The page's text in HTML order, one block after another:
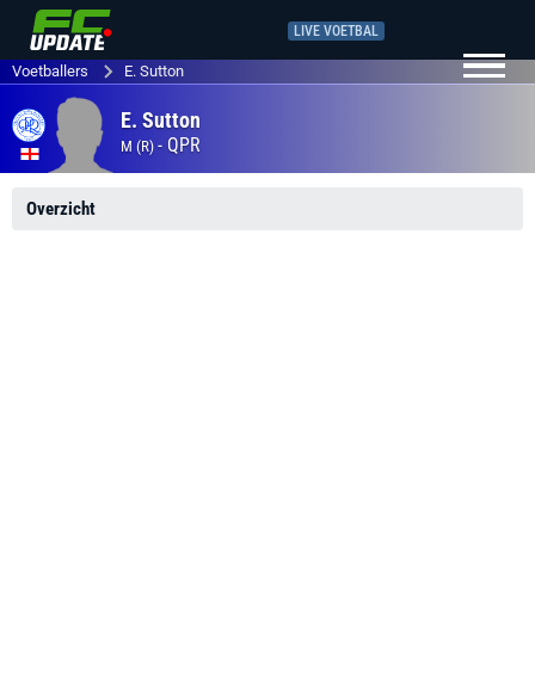
LIVE VOETBAL
Voetballers E. Sutton
E. Sutton
M (R) - QPR
Overzicht